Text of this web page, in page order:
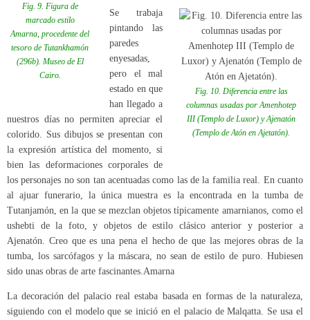
Fig. 9. Figura de
marcado estilo
Amarna, procedente del
tesoro de Tutankhamón
(296b). Museo de El
Cairo.
Fig. 10. Diferencia entre las
columnas usadas por Amenhotep
III (Templo de Luxor) y Ajenatón
(Templo de Atón en Ajetatón).
Se trabaja
pintando las
paredes
enyesadas,
pero el mal
estado en que
han llegado a
nuestros días no permiten apreciar el
colorido. Sus dibujos se presentan con
la expresión artística del momento, si
bien las deformaciones corporales de
los personajes no son tan acentuadas como las de la familia real. En cuanto
al ajuar funerario, la única muestra es la encontrada en la tumba de
Tutanjamón, en la que se mezclan objetos típicamente amarnianos, como el
ushebti de la foto, y objetos de estilo clásico anterior y posterior a
Ajenatón. Creo que es una pena el hecho de que las mejores obras de la
tumba, los sarcófagos y la máscara, no sean de estilo de puro. Hubiesen
sido unas obras de arte fascinantes.Amarna
La decoración del palacio real estaba basada en formas de la naturaleza,
siguiendo con el modelo que se inició en el palacio de Malqatta. Se usa el